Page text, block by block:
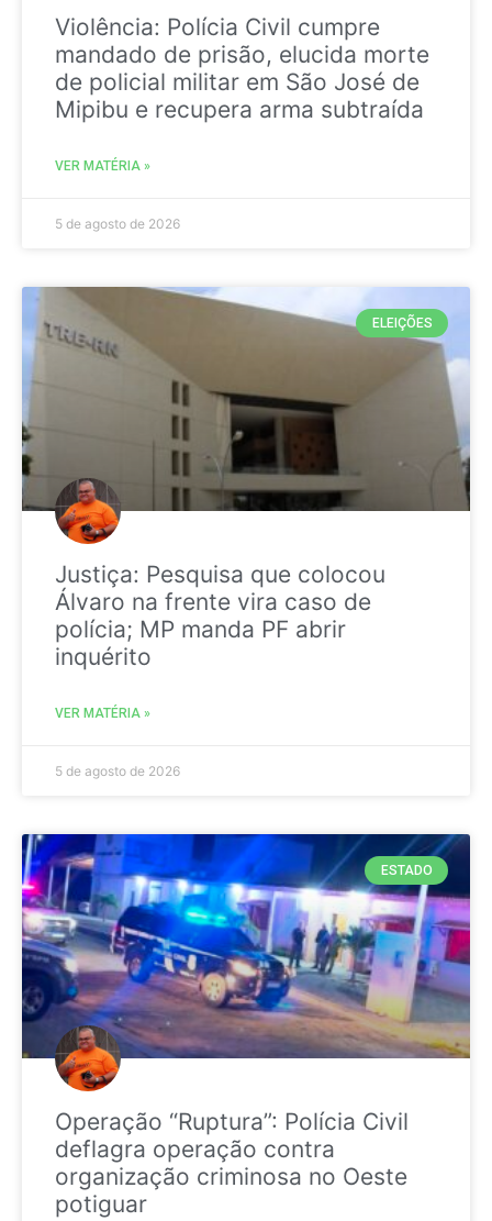
Violência: Polícia Civil cumpre
mandado de prisão, elucida morte
de policial militar em São José de
Mipibu e recupera arma subtraída
VER MATÉRIA »
5 de agosto de 2026
ELEIÇÕES
Justiça: Pesquisa que colocou
Álvaro na frente vira caso de
polícia; MP manda PF abrir
inquérito
VER MATÉRIA »
5 de agosto de 2026
ESTADO
Operação “Ruptura”: Polícia Civil
deflagra operação contra
organização criminosa no Oeste
potiguar